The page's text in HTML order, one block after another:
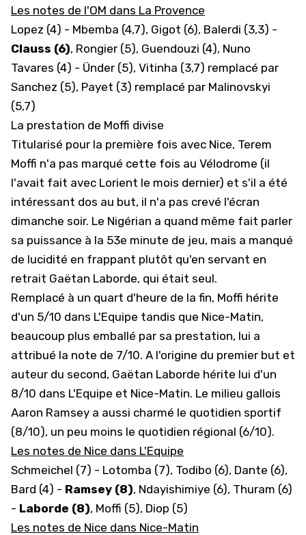
Les notes de l'OM dans La Provence
Lopez (4) - Mbemba (4,7), Gigot (6), Balerdi (3,3) -
Clauss (6), Rongier (5), Guendouzi (4), Nuno
Tavares (4) - Ünder (5), Vitinha (3,7) remplacé par
Sanchez (5), Payet (3) remplacé par Malinovskyi
(5,7)
La prestation de Moffi divise
Titularisé pour la première fois avec Nice, Terem
Moffi n'a pas marqué cette fois au Vélodrome (il
l'avait fait avec Lorient le mois dernier) et s'il a été
intéressant dos au but, il n'a pas crevé l'écran
dimanche soir. Le Nigérian a quand même fait parler
sa puissance à la 53e minute de jeu, mais a manqué
de lucidité en frappant plutôt qu'en servant en
retrait Gaëtan Laborde, qui était seul.
Remplacé à un quart d'heure de la fin, Moffi hérite
d'un 5/10 dans L'Equipe tandis que Nice-Matin,
beaucoup plus emballé par sa prestation, lui a
attribué la note de 7/10. A l'origine du premier but et
auteur du second, Gaëtan Laborde hérite lui d'un
8/10 dans L'Equipe et Nice-Matin. Le milieu gallois
Aaron Ramsey a aussi charmé le quotidien sportif
(8/10), un peu moins le quotidien régional (6/10).
Les notes de Nice dans L'Equipe
Schmeichel (7) - Lotomba (7), Todibo (6), Dante (6),
Bard (4) - Ramsey (8), Ndayishimiye (6), Thuram (6)
- Laborde (8), Moffi (5), Diop (5)
Les notes de Nice dans Nice-Matin